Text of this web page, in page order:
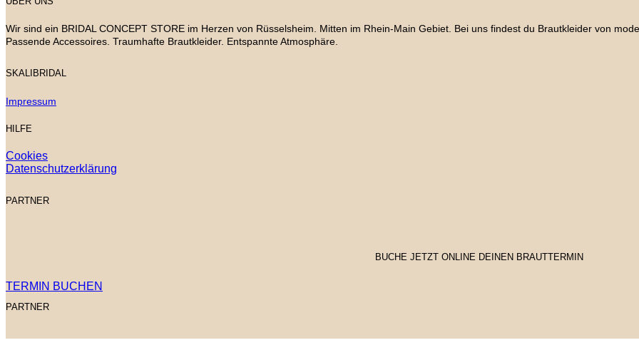
Wir sind ein BRIDAL CONCEPT STORE im Herzen von Rüsselsheim. Mitten im Rhein-Main Gebiet. Bei uns findest du Brautkleider von
Passende Accessoires. Traumhafte Brautkleider. Entspannte Atmosphäre.
SKALIBRIDAL
Impressum
HILFE
Cookies
Datenschutzerklärung
PARTNER
BUCHE JETZT ONLINE DEINEN BRAUTTERMIN
TERMIN BUCHEN
PARTNER